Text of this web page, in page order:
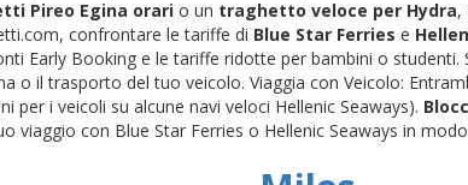
Pireo Egina orari o un traghetto veloce per Hydra,
confrontare le tariffe di Blue Star Ferries e
Early Booking e le tariffe ridotte per bambini o studenti.
o il trasporto del tuo veicolo. Viaggia con Veicolo:
per i veicoli su alcune navi veloci Hellenic Seaways).
viaggio con Blue Star Ferries o Hellenic Seaways in